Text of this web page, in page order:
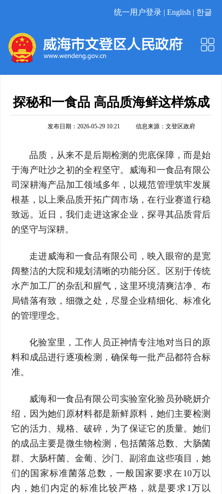
统一用户登录 | English | 한글
探秘和一食品 高品质海鲜这样炼成
发布日期：2026-05-29 10:21 信息来源： 文登区政府
品质，从来不是后期检测的兜底保障，而是始
于海产吐沙之初的全程坚守。威海和一食品有限公
司深耕海产品加工领域多年，以规范管理筑牢发展
根基，以上乘品质开拓广阔市场，在行业赛道行稳
致远。近日，我们走进这家企业，探寻其品质背后
的坚守与深耕。
走进威海和一食品有限公司，映入眼帘的是宽
阔整洁的大院和规划清晰的功能分区。区别于传统
水产加工厂的杂乱和腥气，这里环境清爽洁净、布
局错落有致，细微之处，尽显企业精细化、标准化
的管理理念。
化验室里，工作人员正神情专注地对当日的原
料和成品进行逐项检测，确保每一批产品都符合标
准。
威海和一食品有限公司实验室化验员孙晓妍介
绍，因为她们原材料都是新鲜原料，她们主要检测
它的活力、规格、破碎，为了保证它的质量。她们
的成品主要是微生物检测，包括菌落总数、大肠菌
群、大肠杆菌、金葡、沙门、副溶血这些项目，她
们的国家标准菌落总数，一般国家要求在10万以
内，她们内定的标准比较严格，就是要求1万以